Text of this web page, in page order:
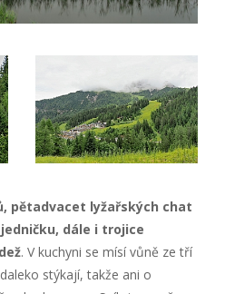
pětadvacet lyžařských chat
dále i trojice
. V kuchyni se mísí vůně ze tří
stýkají, takže ani o